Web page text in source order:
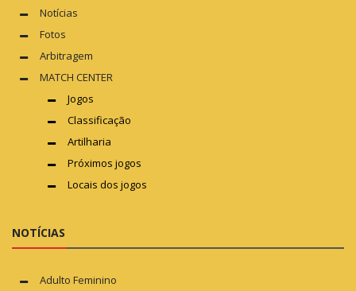
Notícias
Fotos
Arbitragem
MATCH CENTER
Jogos
Classificação
Artilharia
Próximos jogos
Locais dos jogos
NOTÍCIAS
Adulto Feminino